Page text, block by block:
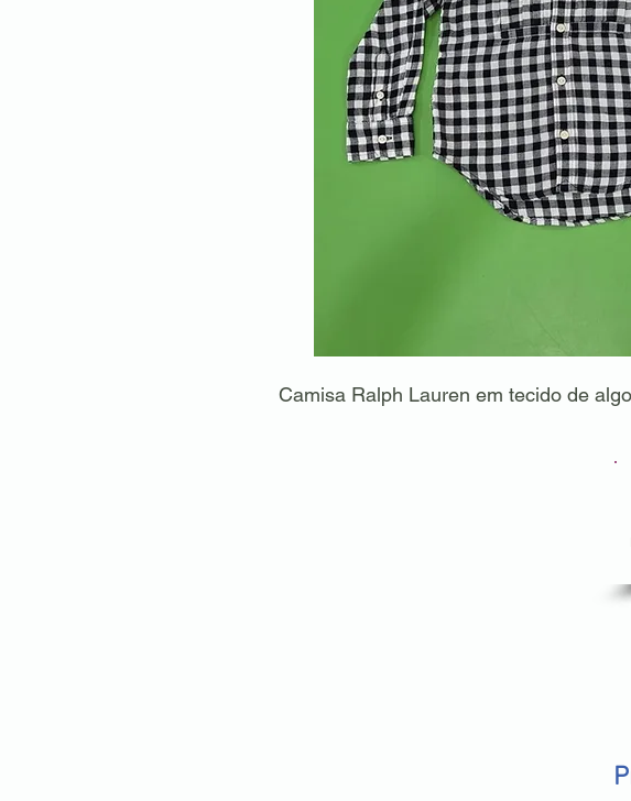
Camisa Ralph Lauren em tecido de